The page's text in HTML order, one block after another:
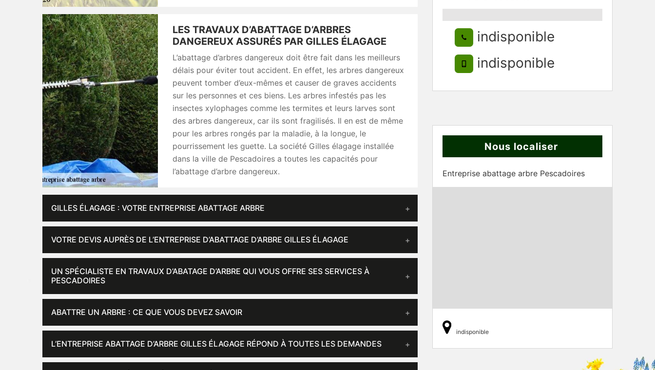
LES TRAVAUX D’ABATTAGE D’ARBRES
DANGEREUX ASSURÉS PAR GILLES ÉLAGAGE
L’abattage d’arbres dangereux doit être fait dans les meilleurs
délais pour éviter tout accident. En effet, les arbres dangereux
peuvent tomber d’eux-mêmes et causer de graves accidents
sur les personnes et ces biens. Les arbres infestés pas les
insectes xylophages comme les termites et leurs larves sont
des arbres dangereux, car ils sont fragilisés. Il en est de même
pour les arbres rongés par la maladie, à la longue, le
pourrissement les guette. La société Gilles élagage installée
dans la ville de Pescadoires a toutes les capacités pour
l’abattage d’arbre dangereux.
GILLES ÉLAGAGE : VOTRE ENTREPRISE ABATTAGE ARBRE
VOTRE DEVIS AUPRÈS DE L’ENTREPRISE D’ABATTAGE D’ARBRE GILLES ÉLAGAGE
UN SPÉCIALISTE EN TRAVAUX D’ABATAGE D’ARBRE QUI VOUS OFFRE SES SERVICES À
PESCADOIRES
ABATTRE UN ARBRE : CE QUE VOUS DEVEZ SAVOIR
L’ENTREPRISE ABATTAGE D’ARBRE GILLES ÉLAGAGE RÉPOND À TOUTES LES DEMANDES
indisponible
indisponible
Nous localiser
Entreprise abattage arbre Pescadoires
indisponible